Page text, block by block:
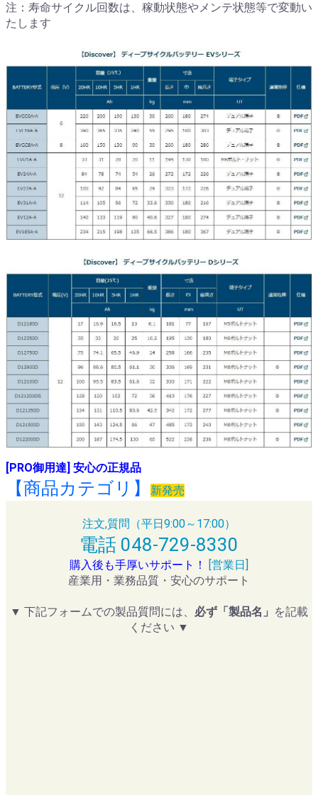
注：寿命サイクル回数は、稼動状態やメンテ状態等で変動い
たします
[PRO御用達] 安心の正規品
【商品カテゴリ】 新発売
注文,質問（平日9:00～17:00）
電話 048-729-8330
購入後も手厚いサポート！
[営業日]
産業用・業務品質・安心のサポート
▼ 下記フォームでの製品質問には、 必ず「製品名」 を記載
ください ▼